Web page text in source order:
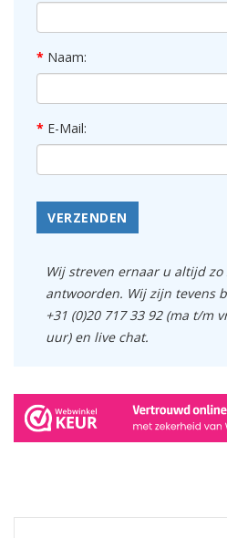
Naam:
E-Mail:
VERZENDEN
Wij streven ernaar u altijd
antwoorden. Wij zijn tevens
+31 (0)20 717 33 92 (ma t/m
uur) en live chat.